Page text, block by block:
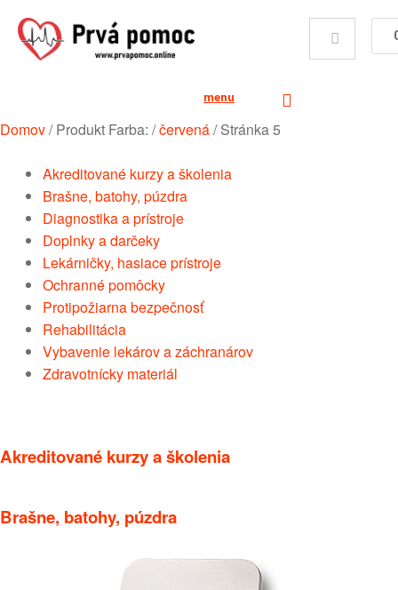
menu
Domov/Produkt Farba: /červená/Stránka 5
Akreditované kurzy a školenia
Brašne, batohy, púzdra
Diagnostika a prístroje
Doplnky a darčeky
Lekárničky, hasiace prístroje
Ochranné pomôcky
Protipožiarna bezpečnosť
Rehabilitácia
Vybavenie lekárov a záchranárov
Zdravotnícky materiál
Akreditované kurzy a školenia
Brašne, batohy, púzdra